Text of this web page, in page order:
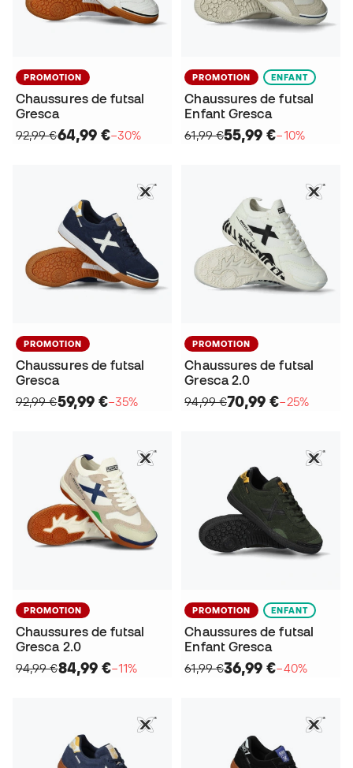
PROMOTION
Chaussures de futsal
Gresca
92,99 €64,99 €−30%
PROMOTION ENFANT
Chaussures de futsal
Enfant Gresca
61,99 €55,99 €−10%
PROMOTION
Chaussures de futsal
Gresca
92,99 €59,99 €−35%
PROMOTION
Chaussures de futsal
Gresca 2.0
94,99 €70,99 €−25%
PROMOTION
Chaussures de futsal
Gresca 2.0
94,99 €84,99 €−11%
PROMOTION ENFANT
Chaussures de futsal
Enfant Gresca
61,99 €36,99 €−40%